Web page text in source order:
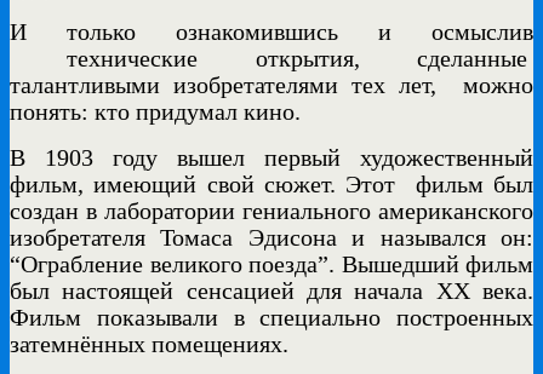
И только ознакомившись и осмыслив
технические открытия, сделанные
талантливыми изобретателями тех лет, можно
понять: кто придумал кино.
В 1903 году вышел первый художественный
фильм, имеющий свой сюжет. Этот
фильм был
создан в лаборатории гениального американского
изобретателя Томаса Эдисона и назывался он:
“Ограбление великого поезда”. Вышедший фильм
был настоящей сенсацией для начала ХХ века.
Фильм показывали в специально построенных
затемнённых помещениях.